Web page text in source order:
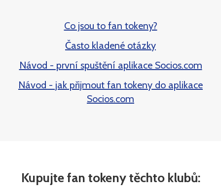
Co jsou to fan tokeny?
Často kladené otázky
Návod - první spuštění aplikace Socios.com
Návod - jak přijmout fan tokeny do aplikace
Socios.com
Kupujte fan tokeny těchto klubů: